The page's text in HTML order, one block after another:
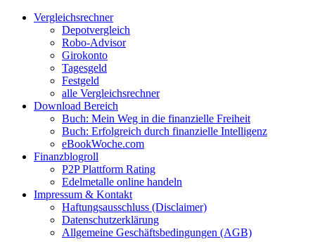
Zum
Facebook
Twitter
Instagram
Pinterest
YouTubeVergleichsrechner
Depotvergleich
Robo-Advisor
Girokonto
Tagesgeld
Festgeld
alle Vergleichsrechner
Download Bereich
Buch: Mein Weg in die finanzielle Freiheit
Buch: Erfolgreich durch finanzielle Intelligenz
eBookWoche.com
Finanzblogroll
P2P Plattform Rating
Edelmetalle online handeln
Impressum & Kontakt
Haftungsausschluss (Disclaimer)
Datenschutzerklärung
Allgemeine Geschäftsbedingungen (AGB)